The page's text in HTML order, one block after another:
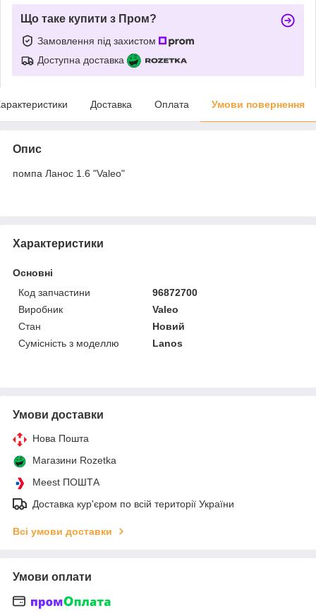
Що таке купити з Пром?
Замовлення під захистом
Доступна доставка
Доставка Оплата Умови повернення
Опис
помпа Ланос 1.6 "Valeo"
Характеристики
Основні
Код запчастини
96872700
Виробник
Valeo
Стан
Новий
Сумісність з моделлю
Lanos
Умови доставки
Нова Пошта
Магазини Rozetka
Meest ПОШТА
Доставка кур'єром по всій території України
Всі умови доставки
Умови оплати